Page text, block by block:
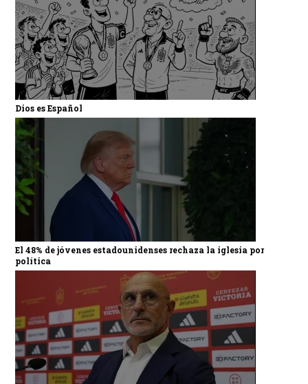
Dios es Español
El 48% de jóvenes estadounidenses rechaza la iglesia por
política